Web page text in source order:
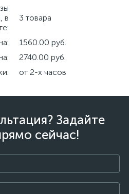
в
3 товара
1560.00 руб.
2740.00 руб.
от 2-х часов
Задайте
сейчас!